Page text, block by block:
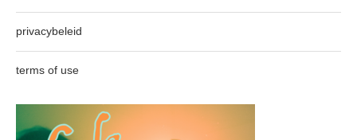
privacybeleid
terms of use